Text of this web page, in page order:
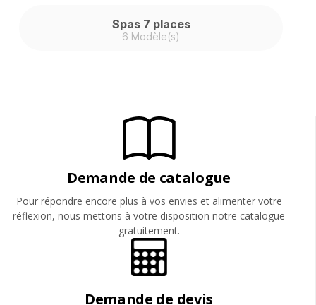
Spas 7 places
6 Modèle(s)
Demande de catalogue
Pour répondre encore plus à vos envies et alimenter votre
réflexion, nous mettons à votre disposition notre catalogue
gratuitement.
Demande de devis